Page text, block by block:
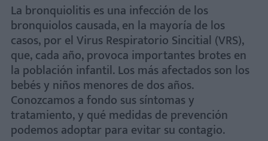
La bronquiolitis es una infección de los
bronquiolos causada, en la mayoría de los
casos, por el Virus Respiratorio Sincitial (VRS),
que, cada año, provoca importantes brotes en
la población infantil. Los más afectados son los
bebés y niños menores de dos años.
Conozcamos a fondo sus síntomas y
tratamiento, y qué medidas de prevención
podemos adoptar para evitar su contagio.